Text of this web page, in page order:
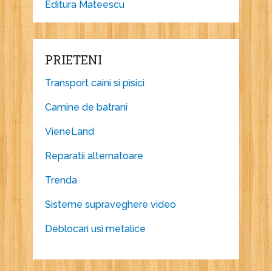
Editura Mateescu
PRIETENI
Transport caini si pisici
Camine de batrani
VieneLand
Reparatii alternatoare
Trenda
Sisteme supraveghere video
Deblocari usi metalice